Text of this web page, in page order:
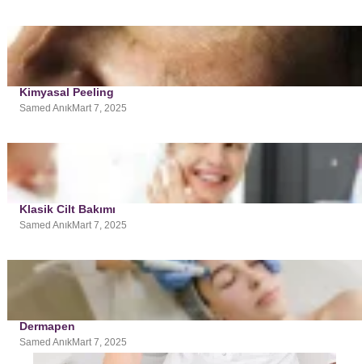
Kimyasal Peeling
Samed AnıkMart 7, 2025
Klasik Cilt Bakımı
Samed AnıkMart 7, 2025
Dermapen
Samed AnıkMart 7, 2025